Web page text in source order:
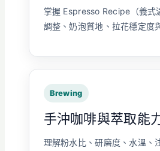
掌握 Espresso Recipe（義式
調整、奶泡質地、拉花穩定度
Brewing
手沖咖啡與萃取能
理解粉水比、研磨度、水溫、